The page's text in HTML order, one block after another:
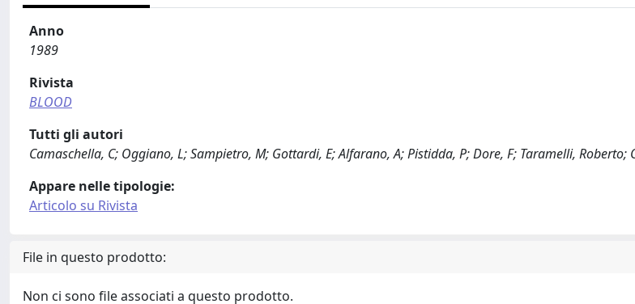
Anno
1989
Rivista
BLOOD
Tutti gli autori
Camaschella, C; Oggiano, L; Sampietro, M; Gottardi, E; Alfarano, A; Pistidda, P; Dore, F; Taramelli,
Appare nelle tipologie:
Articolo su Rivista
File in questo prodotto:
Non ci sono file associati a questo prodotto.